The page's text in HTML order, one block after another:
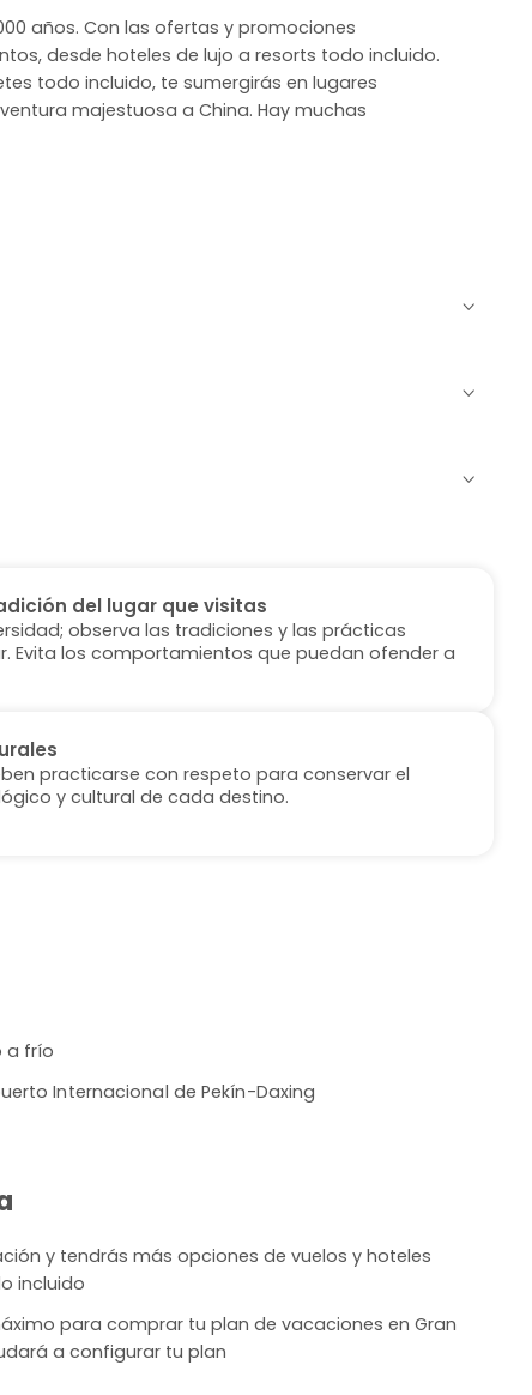
años. Con las ofertas y promociones
desde hoteles de lujo a resorts todo incluido.
todo incluido, te sumergirás en lugares
majestuosa a China. Hay muchas
del lugar que visitas
observa las tradiciones y las prácticas
Evita los comportamientos que puedan ofender a
practicarse con respeto para conservar el
y cultural de cada destino.
a frío
Internacional de Pekín-Daxing
y tendrás más opciones de vuelos y hoteles
incluido
para comprar tu plan de vacaciones en Gran
a configurar tu plan